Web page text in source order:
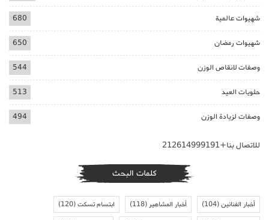
شهيوات عالمية 680
شهيوات رمضان 650
وصفات لانقاص الوزن 544
حلويات العيد 513
وصفات لزيادة الوزن 494
للاتصال بنا+212614999191
كلمات البحث
أخبار الفنانين(104) أخبار المشاهير(118) ابتسام تسكت(120)